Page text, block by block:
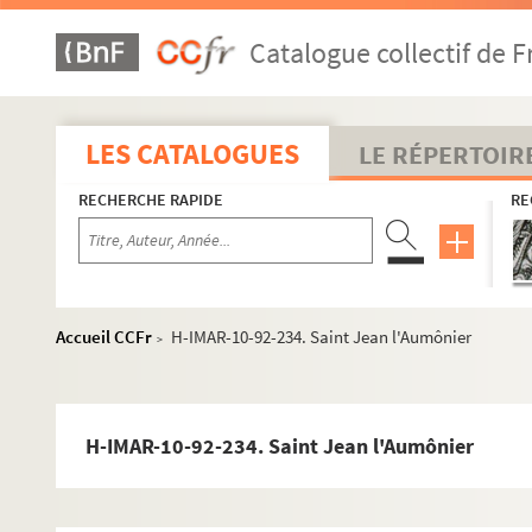
Catalogue collectif de
LES CATALOGUES LE
RECHERCHE RAPIDE
Accueil CCFr >
H-IMAR-10-92-234. Saint Jean l'Aumônier
H-IMAR-10-92-234. Saint Jean l'Aumônier
Saint Jean Berchmans
H-IMAR-10-49-135. Saint Jean et saint Paul, martyrs
H-IMAR-10-50-136. Martyre des saints Jean et Paul
Saint Jean Damascène
Saint Jean Chrysostome
Saint Jean-Baptiste de Rossi, chanoine